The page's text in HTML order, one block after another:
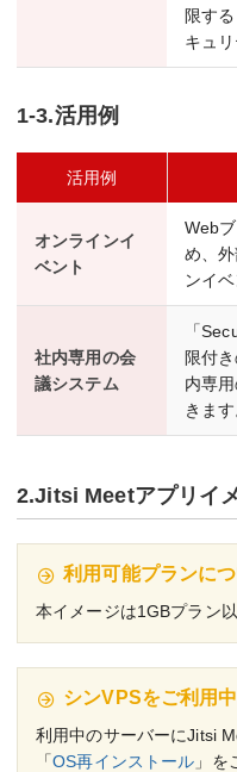
限す
キュ
1-3.活用例
活用例
オンラインイ
ベント
Web
め、
ンイ
社内専用の会
議システム
「
限付
内専
きます
2.Jitsi Meetアプリイ
利用可能プランに
本イメージは1GBプラン
シンVPSをご利用
利用中のサーバーにJitsi
「OS再インストール 」を